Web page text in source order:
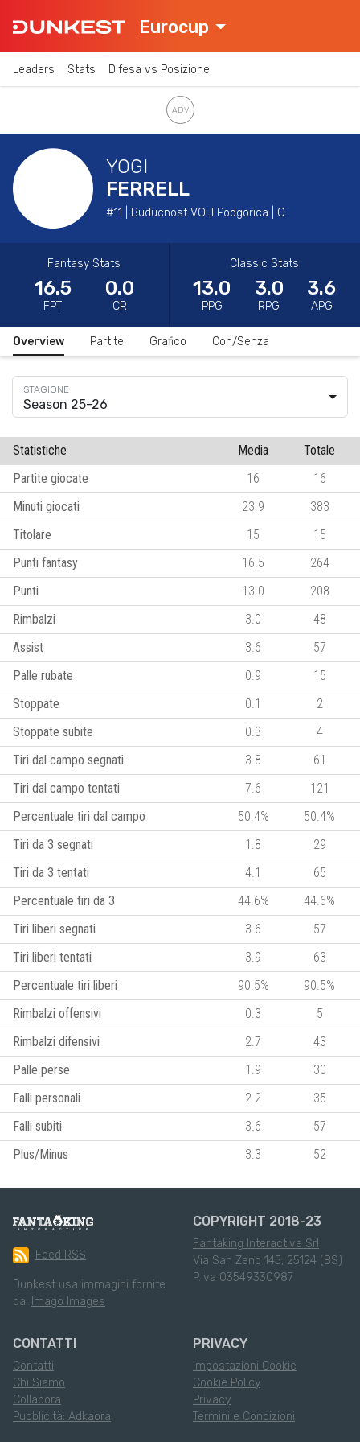
Eurocup
Leaders Stats Difesa vs Posizione
YOGI
FERRELL
#11 | Buducnost VOLI Podgorica | G
Fantasy Stats
16.5
FPT
0.0
CR
Classic Stats
13.0
PPG
3.0
RPG
3.6
APG
Overview Partite Grafico Con/Senza
Season 25-26
Statistiche Media
Totale
Partite giocate
16
16
Minuti giocati
23.9
383
Titolare
15
15
Punti fantasy
16.5
264
Punti
13.0
208
Rimbalzi
3.0
48
Assist
3.6
57
Palle rubate
0.9
15
Stoppate
0.1
2
Stoppate subite
0.3
4
Tiri dal campo segnati
3.8
61
Tiri dal campo tentati
7.6
121
Percentuale tiri dal campo
50.4%
50.4%
Tiri da 3 segnati
1.8
29
Tiri da 3 tentati
4.1
65
Percentuale tiri da 3
44.6%
44.6%
Tiri liberi segnati
3.6
57
Tiri liberi tentati
3.9
63
Percentuale tiri liberi
90.5%
90.5%
Rimbalzi offensivi
0.3
5
Rimbalzi difensivi
2.7
43
Palle perse
1.9
30
Falli personali
2.2
35
Falli subiti
3.6
57
Plus/Minus
3.3 52
Feed RSS
Dunkest usa immagini fornite
da: Imago Images
COPYRIGHT 2018-23
Fantaking Interactive Srl
Via San Zeno 145, 25124 (BS)
P.Iva 03549330987
CONTATTI
Contatti
Chi Siamo
Collabora
Pubblicità: Adkaora
PRIVACY
Impostazioni Cookie
Cookie Policy
Privacy
Termini e Condizioni